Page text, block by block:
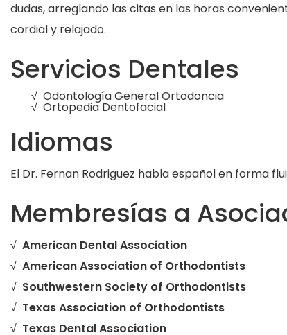
dudas, arreglando las citas en las horas
cordial y relajado.
Servicios Dentales
√ Odontología General Ortodoncia
√ Ortopedia Dentofacial
Idiomas
El Dr. Fernan Rodriguez habla español en forma
Membresías a
√ American Dental Association
√ American Association of Orthodontists
√ Southwestern Society of Orthodontists
√ Texas Association of Orthodontists
√ Texas Dental Association